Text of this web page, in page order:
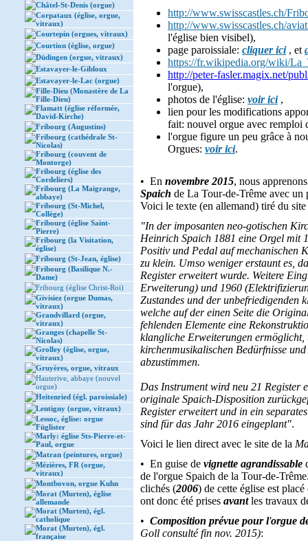
Châtel-St-Denis (orgue)
Corpataux (église, orgue,
vitraux)
Courtepin (orgues, vitraux)
Courtion (église, orgue)
Düdingen (orgue, vitraux)
Estavayer-le-Gibloux
Estavayer-le-Lac (orgue)
Fille-Dieu (Monastère de La
Fille-Dieu)
Flamatt (église réformée,
David-Kirche)
Fribourg (Augustins)
Fribourg (cathédrale St-
Nicolas)
Fribourg (couvent de
Montorge)
Fribourg (église des
Cordeliers)
Fribourg (La Maigrauge,
abbaye)
Fribourg (St-Michel,
Collège)
Fribourg (église Saint-
Pierre)
Fribourg (la Visitation,
église)
Fribourg (St-Jean, église)
Fribourg (Basilique N.-
Dame)
Fribourg (église Christ-Roi)
Givisiez (orgue Dumas,
vitraux)
Grandvillard (orgue,
vitraux)
Granges (chapelle St-
Nicolas)
Grolley (église, orgue,
vitraux)
Gruyères, orgue, vitraux
Hauterive, abbaye (nouvel
orgue)
Heitenried (égl. paroissiale)
Lentigny (orgue, vitraux)
Lessoc, église: orgue
Füglister
Marly: église Sts-Pierre-et-
Paul, orgue
Matran (peintures, orgue)
Mézières, FR (orgue,
vitraux)
Montbovon, orgue Kuhn
Morat (Murten), église
allemande
Morat (Murten), égl.
catholique
Morat (Murten), égl.
française
http://www.swisscastles.ch/
http://www.swisscastles.ch/
l'église bien visibel),
page paroissiale: cliquer ici, et
https://fr.wikipedia.org/wiki/
http://peter-fasler.magix.net/
l'orgue),
photos de l'église: voir ici,
lien pour les modifications
fait: nouvel orgue avec remploi
l'orgue figure un peu grâce à
Orgues: voir ici.
• En novembre 2015, nous
Spaich de La Tour-de-Trême avec un
Voici le texte (en allemand) tiré du
"In der imposanten neo-gotischen
Heinrich Spaich 1881 eine Orgel mit
Positiv und Pedal auf mechanischen
zu klein. Umso weniger erstaunt es,
Register erweitert wurde. Weitere
Erweiterung) und 1960
Zustandes und der unbefriedigenden
welche auf der einen Seite die
fehlenden Elemente eine
klangliche Erweiterungen
kirchenmusikalischen Bedürfnisse
abzustimmen.
Das Instrument wird neu 21 Register
originale Spaich-Disposition
Register erweitert und in ein
sind für das Jahr 2016 eingeplant".
Voici le lien direct avec le site de la
• En guise de vignette agrandissable
de l'orgue Spaich de la Tour-de-
clichés (2006) de cette église est
ont donc été prises avantles travaux
• Composition prévue pour l'orgue
Goll consulté fin nov. 2015):